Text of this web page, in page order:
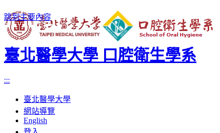
跳到主要內容
臺北醫學大學 口腔衛生學系
:::
臺北醫學大學
網站導覽
English